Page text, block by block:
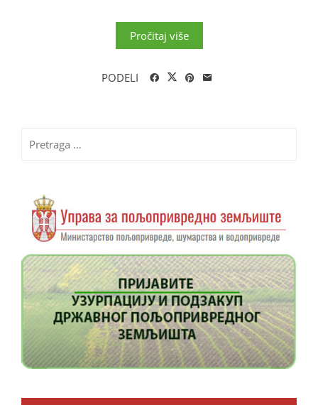
Pročitaj više
PODELI
za: